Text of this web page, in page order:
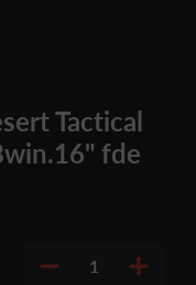
Tactical
fde
1